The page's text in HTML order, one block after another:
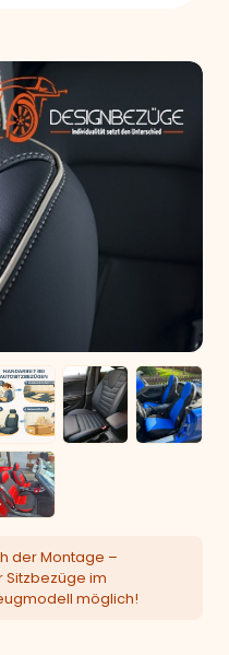
der Montage –
Sitzbezüge im
möglich!